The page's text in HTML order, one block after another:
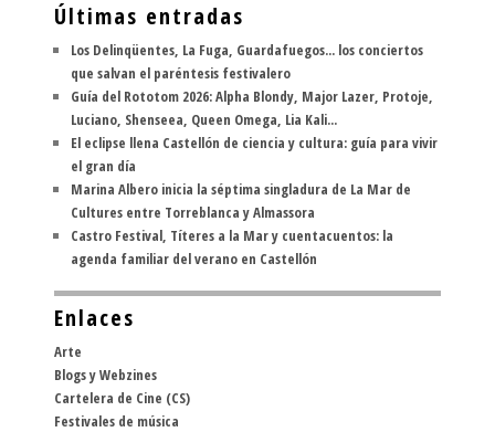
Últimas entradas
Los Delinqüentes, La Fuga, Guardafuegos... los conciertos
que salvan el paréntesis festivalero
Guía del Rototom 2026: Alpha Blondy, Major Lazer, Protoje,
Luciano, Shenseea, Queen Omega, Lia Kali...
El eclipse llena Castellón de ciencia y cultura: guía para vivir
el gran día
Marina Albero inicia la séptima singladura de La Mar de
Cultures entre Torreblanca y Almassora
Castro Festival, Títeres a la Mar y cuentacuentos: la
agenda familiar del verano en Castellón
Enlaces
Arte
Blogs y Webzines
Cartelera de Cine (CS)
Festivales de música